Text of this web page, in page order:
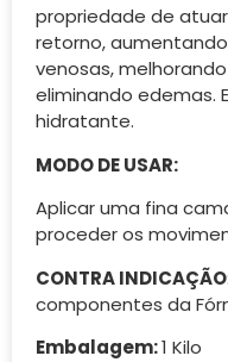
propriedade de
retorno,
venosas,
eliminando edemas.
hidratante.
MODO DE USAR:
Aplicar uma fina
proceder os
CONTRA INDICAÇÃO
componentes da
Embalagem:1 Kilo